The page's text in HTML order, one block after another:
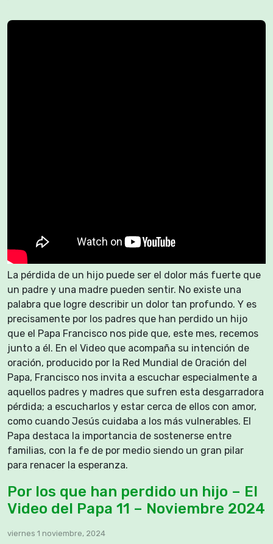
La pérdida de un hijo puede ser el dolor más fuerte que
un padre y una madre pueden sentir. No existe una
palabra que logre describir un dolor tan profundo. Y es
precisamente por los padres que han perdido un hijo
que el Papa Francisco nos pide que, este mes, recemos
junto a él. En el Video que acompaña su intención de
oración, producido por la Red Mundial de Oración del
Papa, Francisco nos invita a escuchar especialmente a
aquellos padres y madres que sufren esta desgarradora
pérdida; a escucharlos y estar cerca de ellos con amor,
como cuando Jesús cuidaba a los más vulnerables. El
Papa destaca la importancia de sostenerse entre
familias, con la fe de por medio siendo un gran pilar
para renacer la esperanza.
Por los que han perdido un hijo – El
Video del Papa 11 – Noviembre 2024
viernes 1 noviembre, 2024